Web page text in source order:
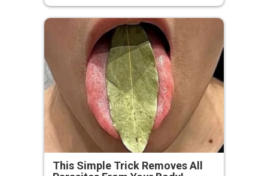
This Simple Trick Removes All